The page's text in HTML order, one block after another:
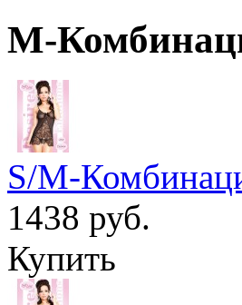
M-
S/M-
1438 руб.
Купить